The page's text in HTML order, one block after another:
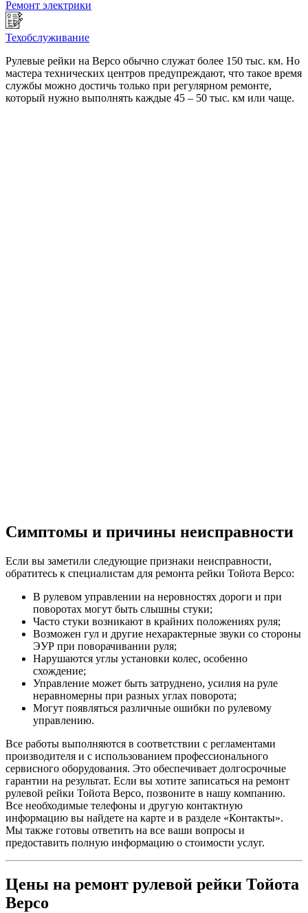
Ремонт электрики
Техобслуживание
Рулевые рейки на Версо обычно служат более 150 тыс. км. Но
мастера технических центров предупреждают, что такое время
службы можно достичь только при регулярном ремонте,
который нужно выполнять каждые 45 – 50 тыс. км или чаще.
Симптомы и причины неисправности
Если вы заметили следующие признаки неисправности,
обратитесь к специалистам для ремонта рейки Тойота Версо:
В рулевом управлении на неровностях дороги и при
поворотах могут быть слышны стуки;
Часто стуки возникают в крайних положениях руля;
Возможен гул и другие нехарактерные звуки со стороны
ЭУР при поворачивании руля;
Нарушаются углы установки колес, особенно
схождение;
Управление может быть затруднено, усилия на руле
неравномерны при разных углах поворота;
Могут появляться различные ошибки по рулевому
управлению.
Все работы выполняются в соответствии с регламентами
производителя и с использованием профессионального
сервисного оборудования. Это обеспечивает долгосрочные
гарантии на результат. Если вы хотите записаться на ремонт
рулевой рейки Тойота Версо, позвоните в нашу компанию.
Все необходимые телефоны и другую контактную
информацию вы найдете на карте и в разделе «Контакты».
Мы также готовы ответить на все ваши вопросы и
предоставить полную информацию о стоимости услуг.
Цены на ремонт рулевой рейки Тойота
Версо